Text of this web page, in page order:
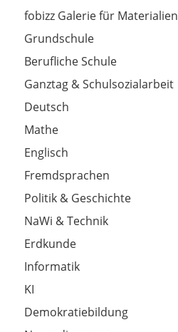
fobizz Galerie für Materialien
Grundschule
Berufliche Schule
Ganztag & Schulsozialarbeit
Deutsch
Mathe
Englisch
Fremdsprachen
Politik & Geschichte
NaWi & Technik
Erdkunde
Informatik
KI
Demokratiebildung